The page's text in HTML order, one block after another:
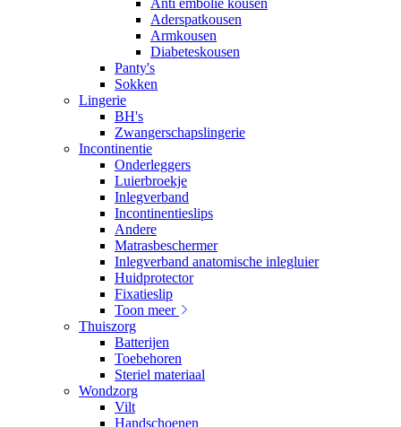
Anti embolie kousen
Aderspatkousen
Armkousen
Diabeteskousen
Panty's
Sokken
Lingerie
BH's
Zwangerschapslingerie
Incontinentie
Onderleggers
Luierbroekje
Inlegverband
Incontinentieslips
Andere
Matrasbeschermer
Inlegverband anatomische inlegluier
Huidprotector
Fixatieslip
Toon meer
Thuiszorg
Batterijen
Toebehoren
Steriel materiaal
Wondzorg
Vilt
Handschoenen